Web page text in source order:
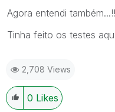
Agora entendi
Tinha feito os testes
2,708 Views
0 Likes